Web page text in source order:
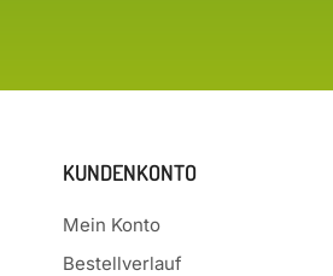
KUNDENKONTO
Mein Konto
Bestellverlauf